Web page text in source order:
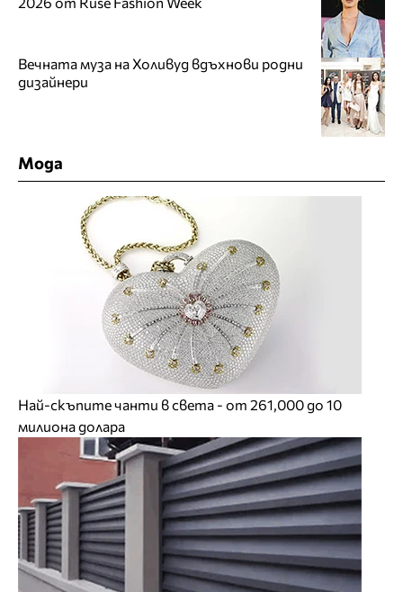
Вечната муза на Холивуд вдъхнови родни
дизайнери
Мода
Най-скъпите чанти в света - от 261,000 до 10
милиона долара